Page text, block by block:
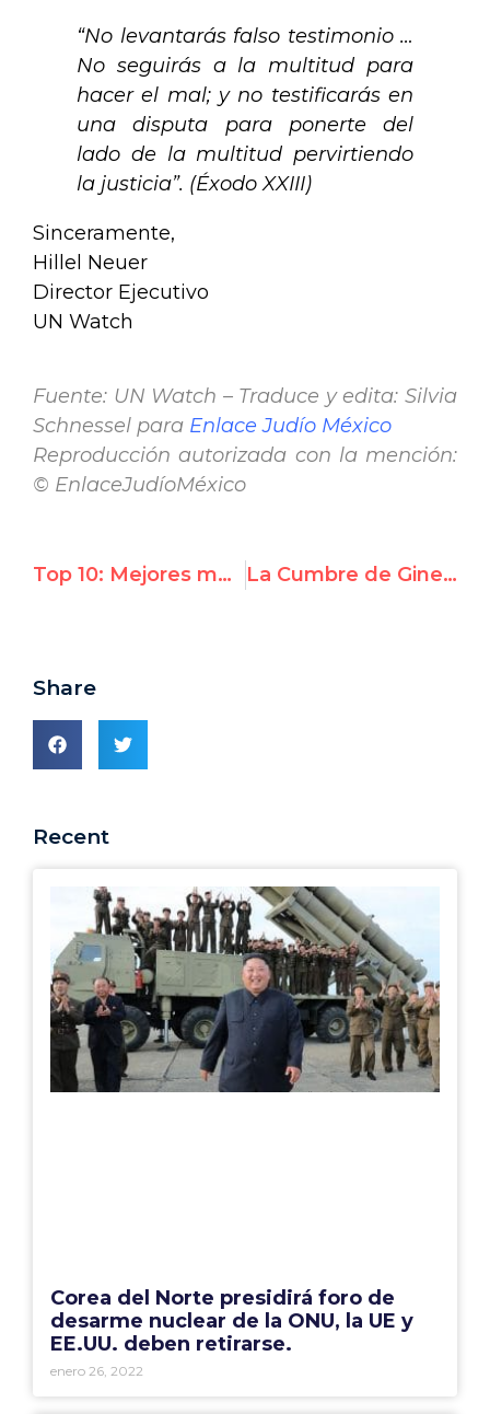
“No levantarás falso testimonio …
No seguirás a la multitud para
hacer el mal; y no testificarásen
una disputa paraponerte del
lado de la multitud pervirtiendo
la justicia”. (Éxodo XXIII)
Sinceramente,
Hillel Neuer
Director Ejecutivo
UN Watch
Fuente: UN Watch – Traduce y edita: Silvia
Schnessel para Enlace Judío México
Reproducción autorizada con la mención:
© EnlaceJudíoMéxico
Top 10: Mejores momentos de UN Watch en 2015 La Cumbre de Ginebra anuncia el "Premio al Valor 2016"
Share
Recent
Corea del Norte presidirá foro de
desarme nuclear de la ONU, la UE y
EE.UU. deben retirarse.
enero 26, 2022